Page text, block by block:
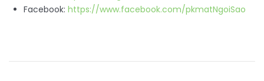
Facebook: https://www.facebook.com/pkmatNgoiSao